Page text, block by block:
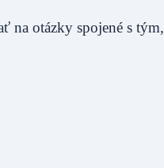
na otázky spojené s tým,